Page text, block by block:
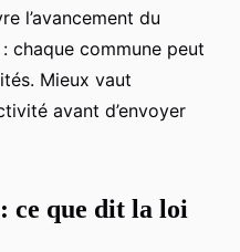
l’avancement du
chaque commune peut
Mieux vaut
avant d’envoyer
ce que dit la loi